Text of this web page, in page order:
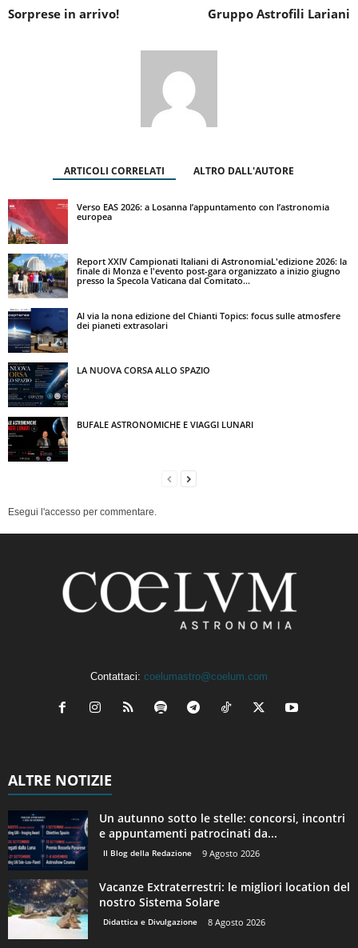
Sorprese in arrivo! Gruppo Astrofili Lariani
ARTICOLI CORRELATI ALTRO DALL'AUTORE
Verso EAS 2026: a Losanna l’appuntamento con l’astronomia
europea
Report XXIV Campionati Italiani di AstronomiaL'edizione 2026: la
finale di Monza e l'evento post-gara organizzato a inizio giugno
presso la Specola Vaticana dal Comitato...
Al via la nona edizione del Chianti Topics: focus sulle atmosfere
dei pianeti extrasolari
LA NUOVA CORSA ALLO SPAZIO
BUFALE ASTRONOMICHE E VIAGGI LUNARI
Esegui l'accesso per commentare.
Contattaci: coelumastro@coelum.com
ALTRE NOTIZIE
Un autunno sotto le stelle: concorsi, incontri
e appuntamenti patrocinati da...
Il Blog della Redazione 9 Agosto 2026
Vacanze Extraterrestri: le migliori location del
nostro Sistema Solare
Didattica e Divulgazione 8 Agosto 2026